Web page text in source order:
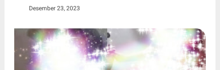
Desember 23, 2023